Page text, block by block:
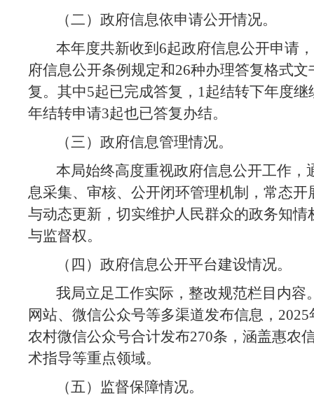
（二） 政府信息依申请公开情况。
本年度共新收到 6起政府信息公开申请，
府信息公开条例规定和26种办理答复格式文
复。 其中5起已完成答复，1起结转下年度继
年结转申请3起也已答复办结。
（三） 政府信息管理情况。
本局始终高度重视政府信息公开工作，
息采集、审核、公开闭环管理机制，常态开
与动态更新，切实维护人民群众的政务知情
与监督权。
（四） 政府信息公开平台建设情况。
我局立足工作实际，整改规范栏目内容
网站、微信公众号等多渠道发布信息，
农村微信公众号合计发布270条，涵盖惠农
术指导等重点领域。
（五） 监督保障情况。